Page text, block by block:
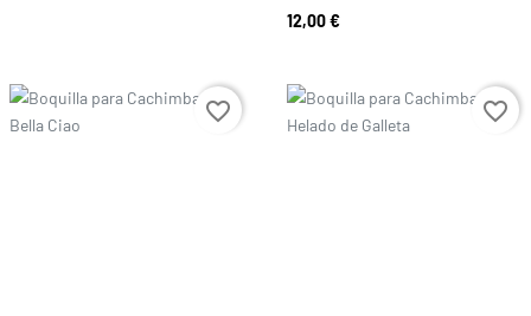
12,00 €
Preço favorite_border Preço favorite_border